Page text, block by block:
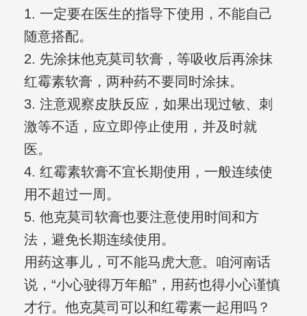
1. 一定要在医生的指导下使用，不能自己
随意搭配。
2. 先涂抹他克莫司软膏，等吸收后再涂抹
红霉素软膏，两种药不要同时涂抹。
3. 注意观察皮肤反应，如果出现过敏、刺
激等不适，应立即停止使用，并及时就
医。
4. 红霉素软膏不宜长期使用，一般连续使
用不超过一周。
5. 他克莫司软膏也要注意使用时间和方
法，避免长期连续使用。
用药这事儿，可不能马虎大意。咱河南话
说，“小心驶得万年船”，用药也得小心谨慎
才行。他克莫司可以和红霉素一起用吗？